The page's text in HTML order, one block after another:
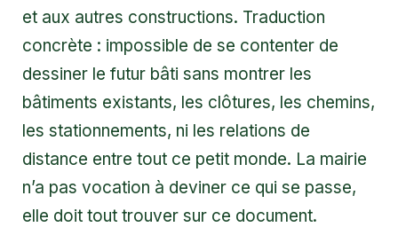
et aux autres constructions. Traduction
concrète : impossible de se contenter de
dessiner le futur bâti sans montrer les
bâtiments existants, les clôtures, les chemins,
les stationnements, ni les relations de
distance entre tout ce petit monde. La mairie
n’a pas vocation à deviner ce qui se passe,
elle doit tout trouver sur ce document.